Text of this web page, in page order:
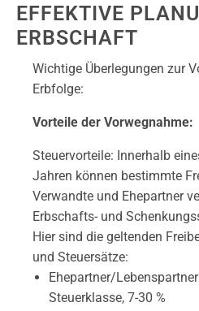
EFFEKTIVE
ERBSCHAFT
Wichtige Überlegungen zur
Erbfolge:
Vorteile der Vorwegnahme:
Steuervorteile: Innerhalb
Jahren können bestimmte
Verwandte und Ehepartner
Erbschafts- und
Hier sind die geltenden
und Steuersätze:
Ehepartner/
Steuerklasse, 7-30 %